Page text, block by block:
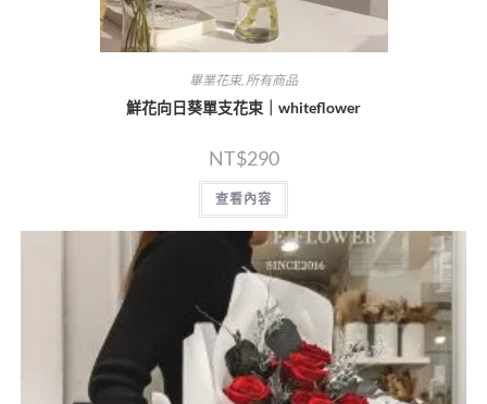
畢業花束, 所有商品
鮮花向日葵單支花束｜whiteflower
NT$290
查看內容